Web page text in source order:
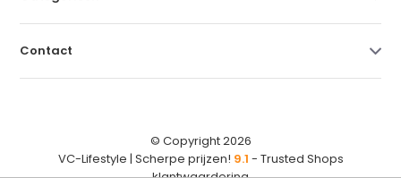
Contact
© Copyright 2026
VC-Lifestyle | Scherpe prijzen! 9.1 - Trusted Shops